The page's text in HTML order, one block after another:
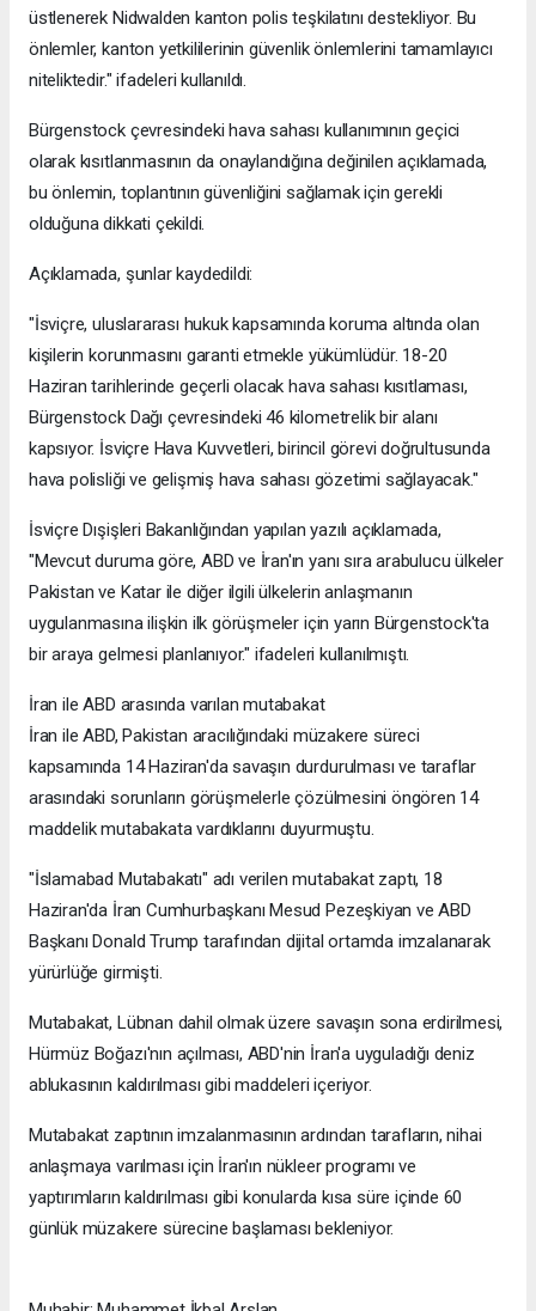
üstlenerek Nidwalden kanton polis teşkilatını destekliyor. Bu
önlemler, kanton yetkililerinin güvenlik önlemlerini tamamlayıcı
niteliktedir." ifadeleri kullanıldı.
Bürgenstock çevresindeki hava sahası kullanımının geçici
olarak kısıtlanmasının da onaylandığına değinilen açıklamada,
bu önlemin, toplantının güvenliğini sağlamak için gerekli
olduğuna dikkati çekildi.
Açıklamada, şunlar kaydedildi:
"İsviçre, uluslararası hukuk kapsamında koruma altında olan
kişilerin korunmasını garanti etmekle yükümlüdür. 18-20
Haziran tarihlerinde geçerli olacak hava sahası kısıtlaması,
Bürgenstock Dağı çevresindeki 46 kilometrelik bir alanı
kapsıyor. İsviçre Hava Kuvvetleri, birincil görevi doğrultusunda
hava polisliği ve gelişmiş hava sahası gözetimi sağlayacak."
İsviçre Dışişleri Bakanlığından yapılan yazılı açıklamada,
"Mevcut duruma göre, ABD ve İran'ın yanı sıra arabulucu ülkeler
Pakistan ve Katar ile diğer ilgili ülkelerin anlaşmanın
uygulanmasına ilişkin ilk görüşmeler için yarın Bürgenstock'ta
bir araya gelmesi planlanıyor." ifadeleri kullanılmıştı.
İran ile ABD arasında varılan mutabakat
İran ile ABD, Pakistan aracılığındaki müzakere süreci
kapsamında 14 Haziran'da savaşın durdurulması ve taraflar
arasındaki sorunların görüşmelerle çözülmesini öngören 14
maddelik mutabakata vardıklarını duyurmuştu.
"İslamabad Mutabakatı" adı verilen mutabakat zaptı, 18
Haziran'da İran Cumhurbaşkanı Mesud Pezeşkiyan ve ABD
Başkanı Donald Trump tarafından dijital ortamda imzalanarak
yürürlüğe girmişti.
Mutabakat, Lübnan dahil olmak üzere savaşın sona erdirilmesi,
Hürmüz Boğazı'nın açılması, ABD'nin İran'a uyguladığı deniz
ablukasının kaldırılması gibi maddeleri içeriyor.
Mutabakat zaptının imzalanmasının ardından tarafların, nihai
anlaşmaya varılması için İran'ın nükleer programı ve
yaptırımların kaldırılması gibi konularda kısa süre içinde 60
günlük müzakere sürecine başlaması bekleniyor.